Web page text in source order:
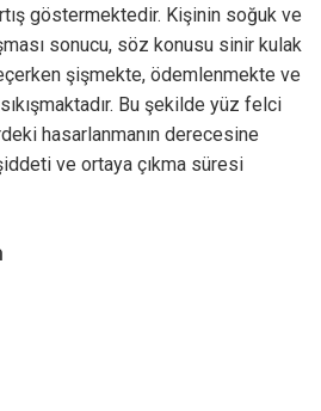
göstermektedir. Kişinin soğuk ve
sonucu, söz konusu sinir kulak
şişmekte, ödemlenmekte ve
Bu şekilde yüz felci
hasarlanmanın derecesine
ve ortaya çıkma süresi